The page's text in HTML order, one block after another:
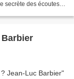
secrète des écoutes
Luc Barbier